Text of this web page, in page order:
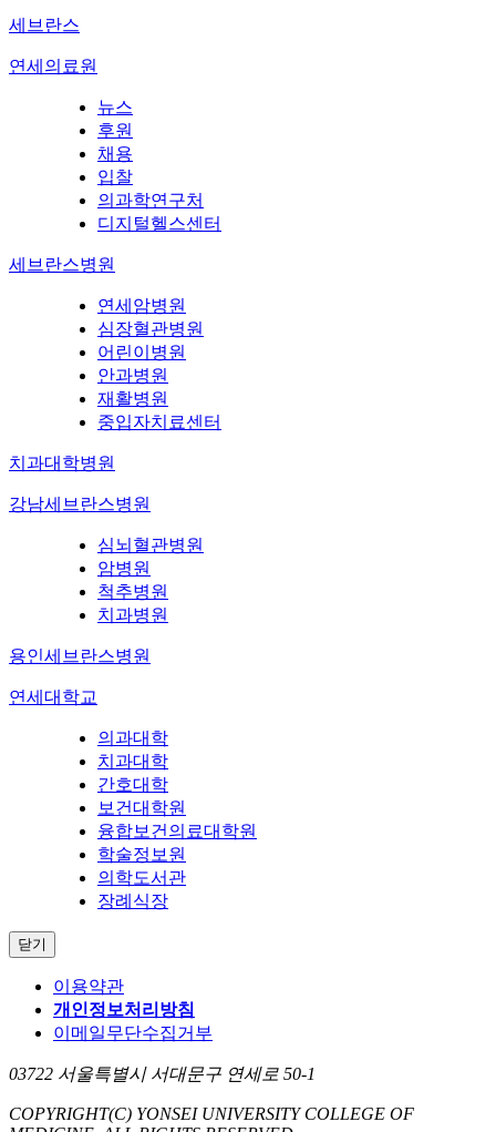
세브란스
연세의료원
뉴스
후원
채용
입찰
의과학연구처
디지털헬스센터
세브란스병원
연세암병원
심장혈관병원
어린이병원
안과병원
재활병원
중입자치료센터
치과대학병원
강남세브란스병원
심뇌혈관병원
암병원
척추병원
치과병원
용인세브란스병원
연세대학교
의과대학
치과대학
간호대학
보건대학원
융합보건의료대학원
학술정보원
의학도서관
장례식장
닫기
이용약관
개인정보처리방침
이메일무단수집거부
03722 서울특별시 서대문구 연세로 50-1
COPYRIGHT(C) YONSEI UNIVERSITY COLLEGE OF